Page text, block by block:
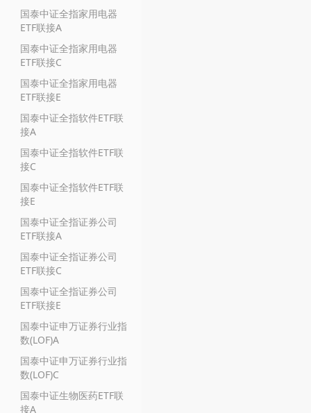
国泰中证全指家用电器
ETF联接A
国泰中证全指家用电器
ETF联接C
国泰中证全指家用电器
ETF联接E
国泰中证全指软件ETF联
接A
国泰中证全指软件ETF联
接C
国泰中证全指软件ETF联
接E
国泰中证全指证券公司
ETF联接A
国泰中证全指证券公司
ETF联接C
国泰中证全指证券公司
ETF联接E
国泰中证申万证券行业指
数(LOF)A
国泰中证申万证券行业指
数(LOF)C
国泰中证生物医药ETF联
接A